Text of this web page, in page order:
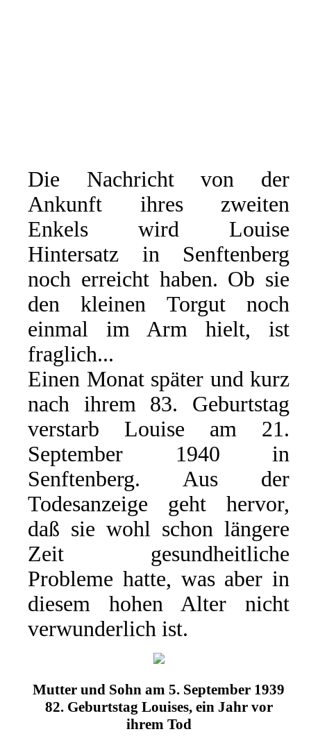
Die Nachricht von der
Ankunft ihres zweiten
Enkels wird Louise
Hintersatz in Senftenberg
noch erreicht haben. Ob sie
den kleinen Torgut noch
einmal im Arm hielt, ist
fraglich...
Einen Monat später und kurz
nach ihrem 83. Geburtstag
verstarb Louise am 21.
September 1940 in
Senftenberg. Aus der
Todesanzeige geht hervor,
daß sie wohl schon längere
Zeit gesundheitliche
Probleme hatte, was aber in
diesem hohen Alter nicht
verwunderlich ist.
Mutter und Sohn am 5. September 1939
82. Geburtstag Louises, ein Jahr vor
ihrem Tod